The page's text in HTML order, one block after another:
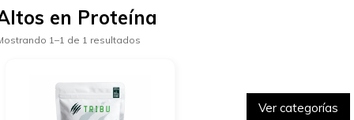
Ver categorías
en Proteína
1–1 de 1 resultados